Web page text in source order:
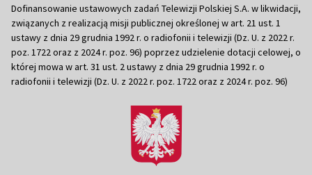
Dofinansowanie ustawowych zadań Telewizji Polskiej S.A. w likwidacji,
związanych z realizacją misji publicznej określonej w art. 21 ust. 1
ustawy z dnia 29 grudnia 1992 r. o radiofonii i telewizji (Dz. U. z 2022 r.
poz. 1722 oraz z 2024 r. poz. 96) poprzez udzielenie dotacji celowej, o
której mowa w art. 31 ust. 2 ustawy z dnia 29 grudnia 1992 r. o
radiofonii i telewizji (Dz. U. z 2022 r. poz. 1722 oraz z 2024 r. poz. 96)